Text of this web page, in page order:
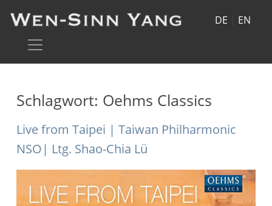
DE EN
Schlagwort: Oehms Classics
Live from Taipei | Taiwan Philharmonic
NSO| Ltg. Shao-Chia Lü